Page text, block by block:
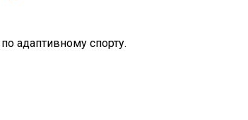
адаптивному спорту.